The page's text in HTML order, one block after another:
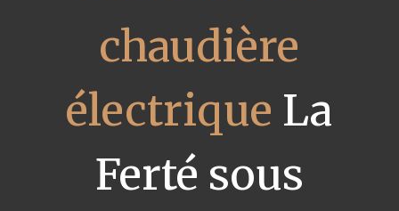
chaudière
électrique La
Ferté sous